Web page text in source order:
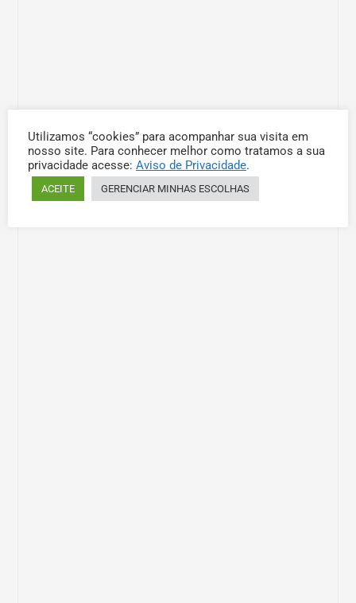
Utilizamos “cookies” para acompanhar sua visita em
nosso site. Para conhecer melhor como tratamos a sua
privacidade acesse: Aviso de Privacidade.
ACEITE GERENCIAR MINHAS ESCOLHAS